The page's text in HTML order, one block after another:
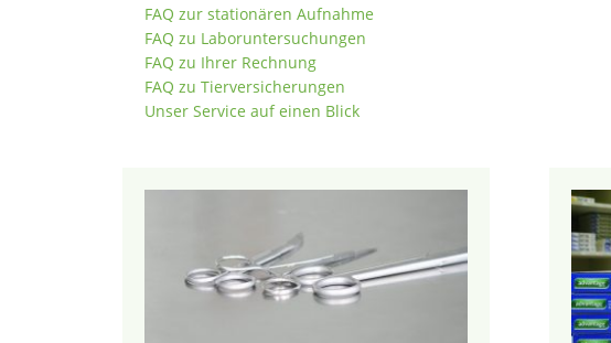
FAQ zur stationären Aufnahme
FAQ zu Laboruntersuchungen
FAQ zu Ihrer Rechnung
FAQ zu Tierversicherungen
Unser Service auf einen Blick